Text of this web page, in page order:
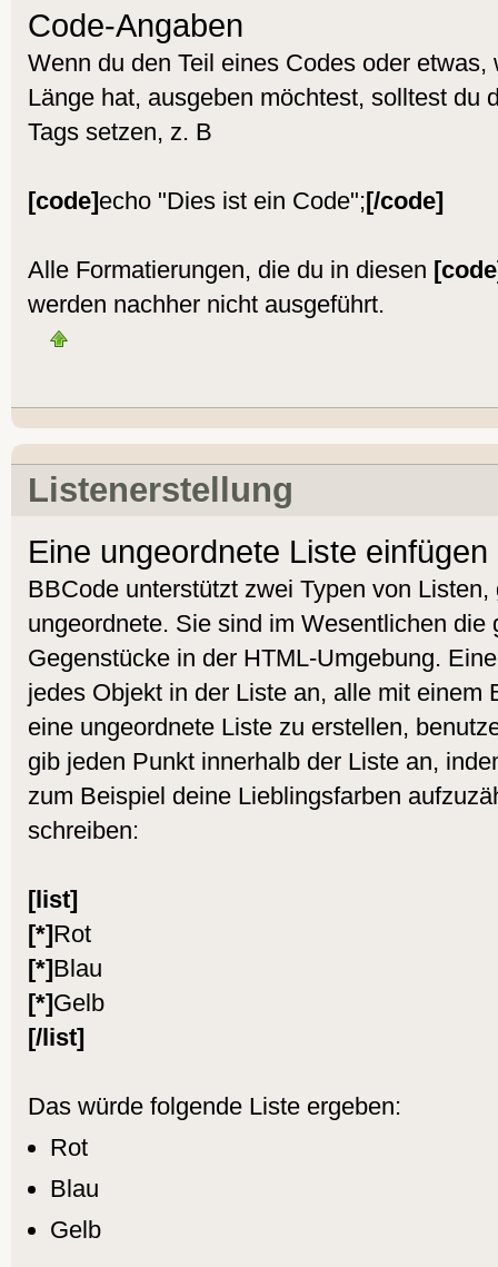
Code-Angaben
Wenn du den Teil eines Codes oder
Länge hat, ausgeben möchtest, solltest du
Tags setzen, z. B
[code]echo "Dies ist ein Code";[/code]
Alle Formatierungen, die du in diesen
werden nachher nicht ausgeführt.
Listenerstellung
Eine ungeordnete Liste einfügen
BBCode unterstützt zwei Typen von Listen,
ungeordnete. Sie sind im Wesentlichen die
Gegenstücke in der HTML-Umgebung.
jedes Objekt in der Liste an, alle mit einem
eine ungeordnete Liste zu erstellen,
gib jeden Punkt innerhalb der Liste an,
zum Beispiel deine Lieblingsfarben
schreiben:
[list]
[*]Rot
[*]Blau
[*]Gelb
[/list]
Das würde folgende Liste ergeben:
Rot
Blau
Gelb